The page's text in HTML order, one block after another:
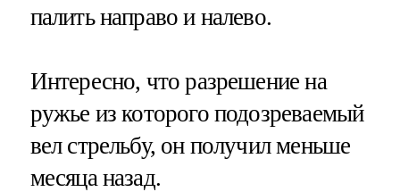
палить направо и налево.
Интересно, что разрешение на
ружье из которого подозреваемый
вел стрельбу, он получил меньше
месяца назад.